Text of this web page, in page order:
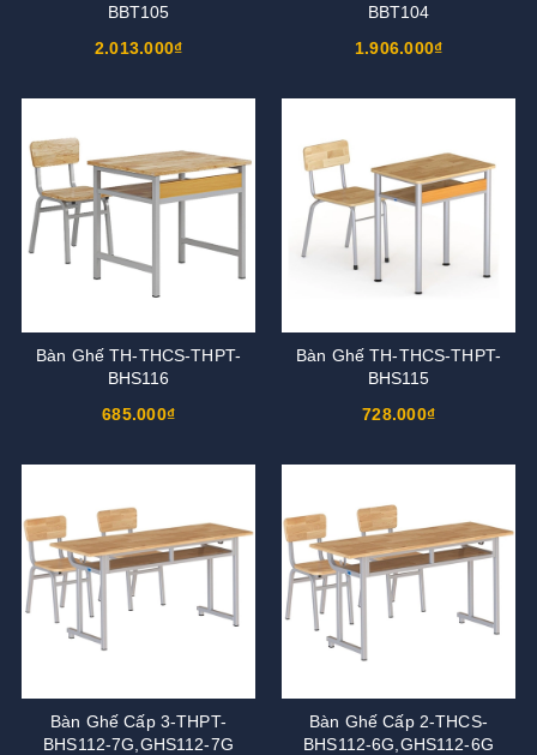
BBT105
2.013.000₫
BBT104
1.906.000₫
Bàn Ghế TH-THCS-THPT-
BHS116
685.000₫
Bàn Ghế TH-THCS-THPT-
BHS115
728.000₫
Bàn Ghế Cấp 3-THPT-
BHS112-7G,GHS112-7G
Bàn Ghế Cấp 2-THCS-
BHS112-6G,GHS112-6G